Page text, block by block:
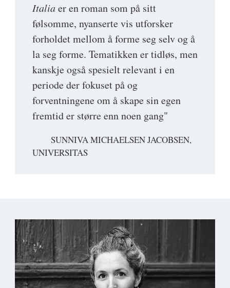
Italiaer en roman som på sitt
følsomme, nyanserte vis utforsker
forholdet mellom å forme seg selv og å
la seg forme. Tematikken er tidløs, men
kanskje også spesielt relevant i en
periode der fokuset på og
forventningene om å skape sin egen
fremtid er større enn noen gang"
SUNNIVA MICHAELSEN JACOBSEN,
UNIVERSITAS